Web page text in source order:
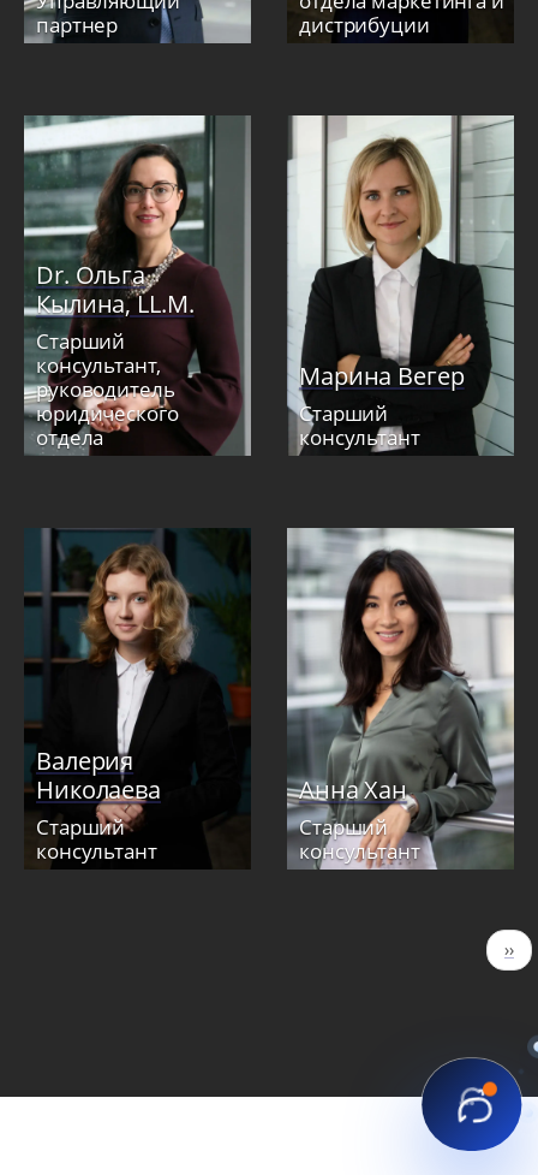
партнер
дистрибуции
Dr. Ольга
Кылина, LL.M.
Старший
консультант,
руководитель
юридического
отдела
Марина Вегер
Старший
консультант
Валерия
Николаева
Старший
консультант
Анна Хан
Старший
консультант
››